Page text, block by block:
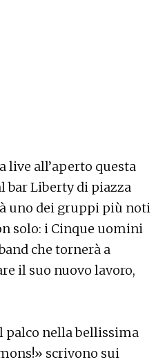
live all’aperto questa
bar Liberty di piazza
uno dei gruppi più noti
solo: i Cinque uomini
che tornerà a
il suo nuovo lavoro,
palco nella bellissima
scrivono sui